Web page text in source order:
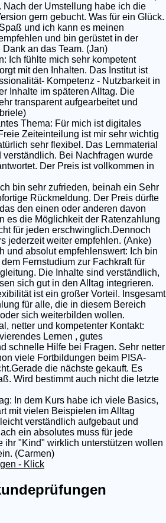
Nach der Umstellung habe ich die
gern gebucht. Was für ein Glück.
und ich kann es meinen
und bin gerüstet in der
an das Team. (Jan)
Ich fühlte mich sehr kompetent
mit den Inhalten. Das Institut ist
Kompetenz - Nutzbarkeit in
Inhalte im späteren Alltag. Die
transparent aufgearbeitet und
Thema: Für mich ist digitales
Zeiteinteilung ist mir sehr wichtig
sehr flexibel. Das Lernmaterial
verständlich. Bei Nachfragen wurde
Der Preis ist vollkommen in
bin sehr zufrieden, beinah ein Sehr
Rückmeldung. Der Preis dürfte
den einen oder anderen davon
es die Möglichkeit der Ratenzahlung
für jeden erschwinglich.Dennoch
jederzeit weiter empfehlen. (Anke)
und absolut empfehlenswert: Ich bin
Fernstudium zur Fachkraft für
Die Inhalte sind verständlich,
sich gut in den Alltag integrieren.
ist ein großer Vorteil. Insgesamt
für alle, die in diesem Bereich
sich weiterbilden wollen.
netter und kompetenter Kontakt:
Lernen , gutes
schnelle Hilfe bei Fragen. Sehr netter
viele Fortbildungen beim PISA-
die nächste gekauft. Es
Wird bestimmt auch nicht die letzte
In dem Kurs habe ich viele Basics,
mit vielen Beispielen im Alltag
verständlich aufgebaut und
ein absolutes muss für jede
ihr "Kind" wirklich unterstützen wollen
(Carmen)
- Klick